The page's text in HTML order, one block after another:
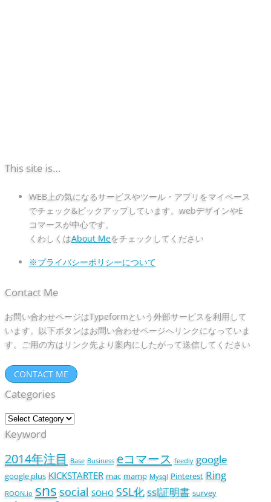
This site is…
WEB上の気になるサービスやツール・アプリをマイペース
でチェック&ピックアップしています。webデザインやE
コマースが中心です。
くわしくはAbout Meをチェックしてください
※プライバシーポリシーについて
Contact Me
お問い合わせページはTypeformという外部サービスを利用して
います。以下ボタンはお問い合わせページへリンクになっていま
す。ご用の方はリンク先より案内にしたがって送信してください
CONTACT ME
Categories
Keyword
2014年注目 Base Business eコマース feedly google
google plus KICKSTARTER mac mamp Mysql Pinterest Ring
ROON.io sns social SOHO SSL化ssl証明書 survey